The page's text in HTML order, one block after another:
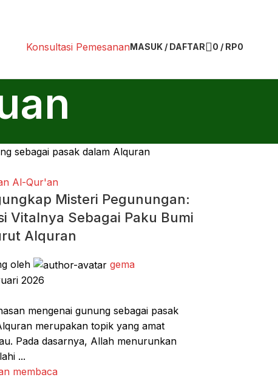
Konsultasi PemesananMASUK / DAFTAR 0 / RP0
Al-Qur'an
Misteri Pegunungan:
Vitalnya Sebagai Paku Bumi
Alquran
oleh
gema
2026
mengenai gunung sebagai pasak
merupakan topik yang amat
Pada dasarnya, Allah menurunkan
...
membaca